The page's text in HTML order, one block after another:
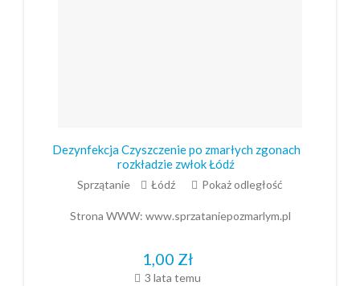
Dezynfekcja Czyszczenie po zmarłych zgonach
rozkładzie zwłok Łódź
Sprzątanie Łódź Pokaż odległość
Strona WWW: www.sprzataniepozmarlym.pl
1,00 Zł
3 lata temu